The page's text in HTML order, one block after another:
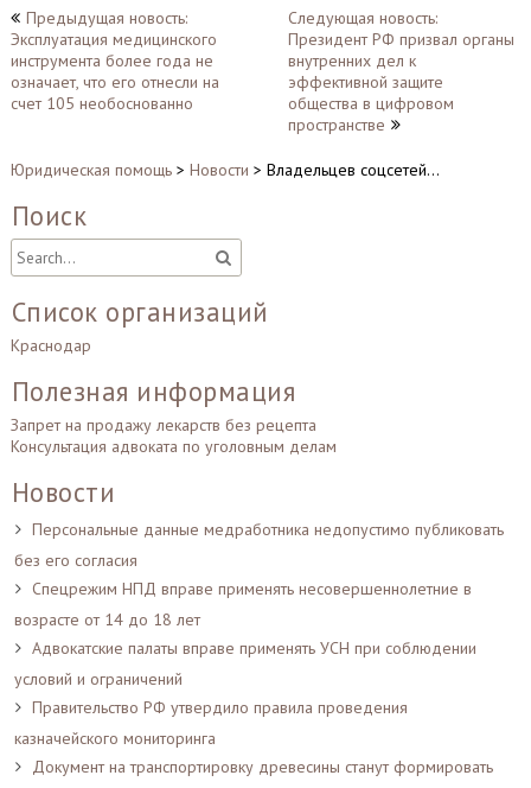
Навигация
по
записям
Предыдущая новость:
Эксплуатация медицинского
инструмента более года не
означает, что его отнесли на
счет 105 необоснованно
Следующая новость:
Президент РФ призвал органы
внутренних дел к
эффективной защите
общества в цифровом
пространстве
Юридическая помощь> Новости > Владельцев соцсетей…
Поиск
Список организаций
Краснодар
Полезная информация
Запрет на продажу лекарств без рецепта
Консультация адвоката по уголовным делам
Новости
Персональные данные медработника недопустимо публиковать
без его согласия
Спецрежим НПД вправе применять несовершеннолетние в
возрасте от 14 до 18 лет
Адвокатские палаты вправе применять УСН при соблюдении
условий и ограничений
Правительство РФ утвердило правила проведения
казначейского мониторинга
Документ на транспортировку древесины станут формировать